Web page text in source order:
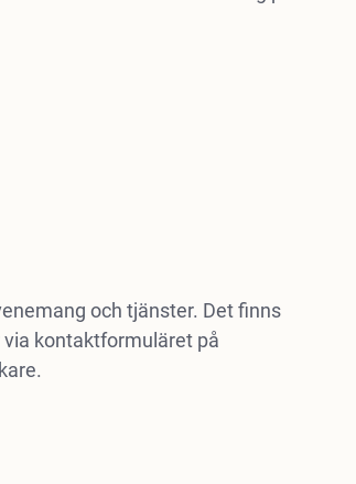
och tjänster. Det finns
kontaktformuläret på